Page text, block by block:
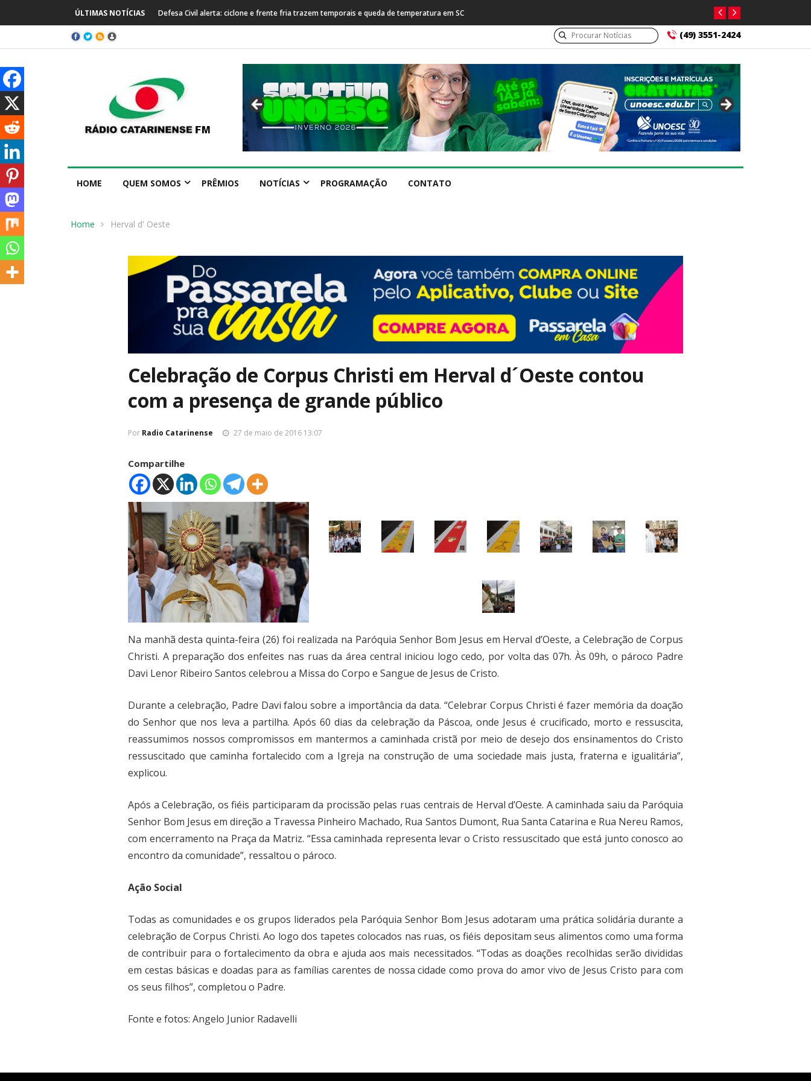
ÚLTIMAS NOTÍCIAS Defesa Civil alerta: ciclone e frente fria trazem temporais e queda de temperatura em SC
(49) 3551-2424
HOME QUEM SOMOS PRÊMIOS NOTÍCIAS PROGRAMAÇÃO CONTATO
Home Herval d' Oeste
Celebração de Corpus Christi em Herval d´Oeste contou
com a presença de grande público
Por Radio Catarinense 27 de maio de 2016 13:07
Compartilhe
Na manhã desta quinta-feira (26) foi realizada na Paróquia Senhor Bom Jesus em Herval d’Oeste, a Celebração de Corpus
Christi. A preparação dos enfeites nas ruas da área central iniciou logo cedo, por volta das 07h. Às 09h, o pároco Padre
Davi Lenor Ribeiro Santos celebrou a Missa do Corpo e Sangue de Jesus de Cristo.
Durante a celebração, Padre Davi falou sobre a importância da data. “Celebrar Corpus Christi é fazer memória da doação
do Senhor que nos leva a partilha. Após 60 dias da celebração da Páscoa, onde Jesus é crucificado, morto e ressuscita,
reassumimos nossos compromissos em mantermos a caminhada cristã por meio de desejo dos ensinamentos do Cristo
ressuscitado que caminha fortalecido com a Igreja na construção de uma sociedade mais justa, fraterna e igualitária”,
explicou.
Após a Celebração, os fiéis participaram da procissão pelas ruas centrais de Herval d’Oeste. A caminhada saiu da Paróquia
Senhor Bom Jesus em direção a Travessa Pinheiro Machado, Rua Santos Dumont, Rua Santa Catarina e Rua Nereu Ramos,
com encerramento na Praça da Matriz. “Essa caminhada representa levar o Cristo ressuscitado que está junto conosco ao
encontro da comunidade”, ressaltou o pároco.
Ação Social
Todas as comunidades e os grupos liderados pela Paróquia Senhor Bom Jesus adotaram uma prática solidária durante a
celebração de Corpus Christi. Ao logo dos tapetes colocados nas ruas, os fiéis depositam seus alimentos como uma forma
de contribuir para o fortalecimento da obra e ajuda aos mais necessitados. “Todas as doações recolhidas serão divididas
em cestas básicas e doadas para as famílias carentes de nossa cidade como prova do amor vivo de Jesus Cristo para com
os seus filhos”, completou o Padre.
Fonte e fotos: Angelo Junior Radavelli